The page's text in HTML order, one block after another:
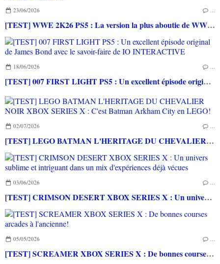
23/06/2026 …
[TEST] WWE 2K26 PS5 : La version la plus aboutie de WWE 2K depuis la pause
18/06/2026 …
[TEST] 007 FIRST LIGHT PS5 : Un excellent épisode original de James Bond avec le savoir-faire de IO INTERACTIVE
02/07/2026 …
[TEST] LEGO BATMAN L'HERITAGE DU CHEVALIER NOIR XBOX SERIES X : C'est Batman Arkham City en LEGO!
03/06/2026 …
[TEST] CRIMSON DESERT XBOX SERIES X : Un univers sublime et intriguant dans un mix d'expériences déjà vécues
05/05/2026 …
[TEST] SCREAMER XBOX SERIES X : De bonnes courses arcades à l'ancienne!